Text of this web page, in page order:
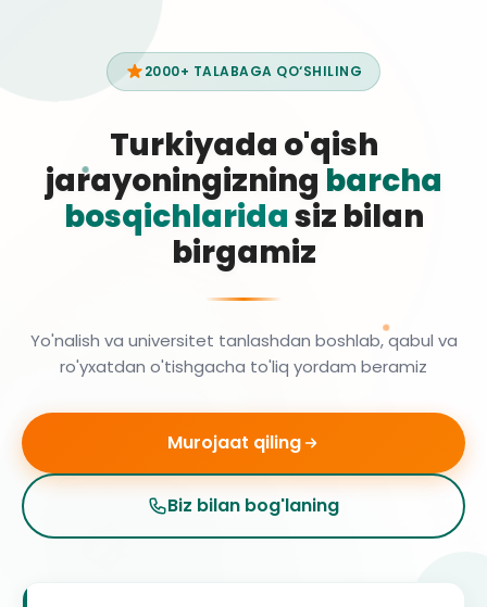
2000+ TALABAGA QO‘SHILING
Turkiyada o'qish
jarayoningizning barcha
bosqichlaridasiz bilan
birgamiz
Yo'nalish va universitet tanlashdan boshlab, qabul va
ro'yxatdan o'tishgacha to'liq yordam beramiz
Murojaat qiling
Biz bilan bog'laning